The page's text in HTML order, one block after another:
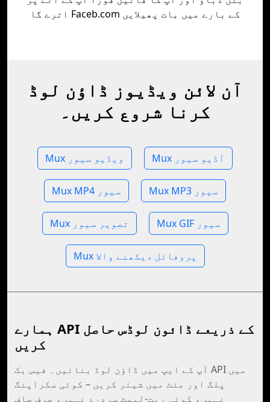
اترے گا Faceb.com کے بارے ميں بات پھیلايں
آن لائن ویڈیوز ڈاؤن لوڈ
کرنا شروع کریں۔
Mux ویڈیو سیور Mux آڈیو سیور
Mux MP4 سیور Mux MP3 سیور
Mux تصویر سیور Mux GIF سیور
Mux پروفائل دیکھنے والا
ہمارے API کے ذریعے ڈائون لوڈس حاصل
کریں
آپ کے ایپ میں ڈاؤن لوڈ بنائیں۔ فیس بک API میں
پلگ اور منٹ میں شیئر کریں – کوئی سکراپنگ
نہیں، کوئی ریت-لیمٹ سردرد نہیں، صرف صاف